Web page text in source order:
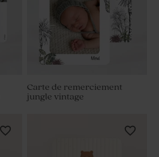
Carte de remerciement
jungle vintage